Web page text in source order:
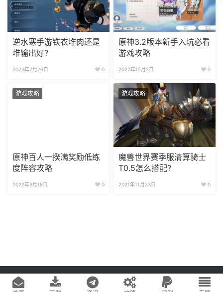
逆水寒手游铁衣堆肉还是
堆输出好?
2023年7月26日 0
原神3.2版本新手入坑必看
游戏攻略
2022年12月2日 0
游戏攻略
原神百人一揆满奖励低练
度阵容攻略
2022年3月18日 0
游戏攻略
魔兽世界赛季服清算骑士
T0.5怎么搭配?
2021年11月23日 0
Copyright © 2020 游戏易站 版权所有 鄂ICP备2022019269号-1
网站地图